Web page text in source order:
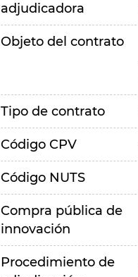
adjudicadora
Objeto del contrato
Tipo de contrato
Código CPV
Código NUTS
Compra pública de
innovación
Procedimiento de